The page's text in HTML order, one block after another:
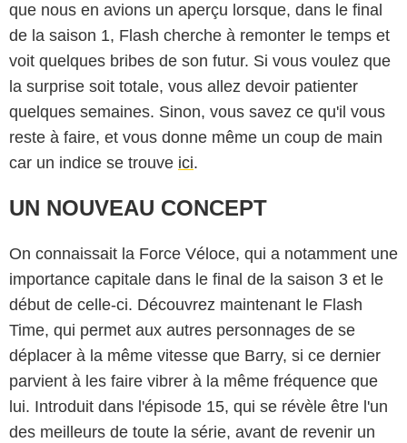
que nous en avions un aperçu lorsque, dans le final
de la saison 1, Flash cherche à remonter le temps et
voit quelques bribes de son futur. Si vous voulez que
la surprise soit totale, vous allez devoir patienter
quelques semaines. Sinon, vous savez ce qu'il vous
reste à faire, et vous donne même un coup de main
car un indice se trouve ici.
UN NOUVEAU CONCEPT
On connaissait la Force Véloce, qui a notamment une
importance capitale dans le final de la saison 3 et le
début de celle-ci. Découvrez maintenant le Flash
Time, qui permet aux autres personnages de se
déplacer à la même vitesse que Barry, si ce dernier
parvient à les faire vibrer à la même fréquence que
lui. Introduit dans l'épisode 15, qui se révèle être l'un
des meilleurs de toute la série, avant de revenir un